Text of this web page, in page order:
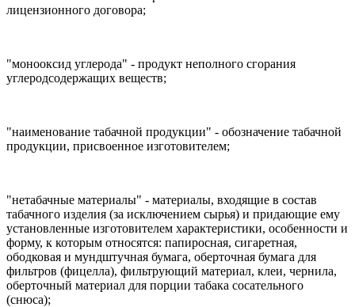
лицензионного договора;
"монооксид углерода" - продукт неполного сгорания
углеродсодержащих веществ;
"наименование табачной продукции" - обозначение табачной
продукции, присвоенное изготовителем;
"нетабачные материалы" - материалы, входящие в состав
табачного изделия (за исключением сырья) и придающие ему
установленные изготовителем характеристики, особенности и
форму, к которым относятся: папиросная, сигаретная,
ободковая и мундштучная бумага, оберточная бумага для
фильтров (фицелла), фильтрующий материал, клеи, чернила,
оберточный материал для порции табака сосательного
(снюса);